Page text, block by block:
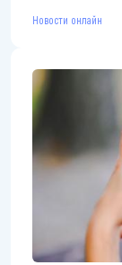
Новости онлайн